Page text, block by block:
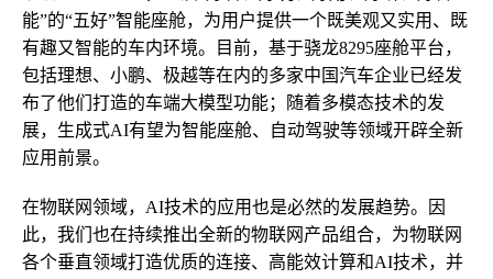
能”的“五好”智能座舱，为用户提供一个既美观又实用、既
有趣又智能的车内环境。目前，基于骁龙8295座舱平台，
包括理想、小鹏、极越等在内的多家中国汽车企业已经发
布了他们打造的车端大模型功能；随着多模态技术的发
展，生成式AI有望为智能座舱、自动驾驶等领域开辟全新
应用前景。
在物联网领域，AI技术的应用也是必然的发展趋势。因
此，我们也在持续推出全新的物联网产品组合，为物联网
各个垂直领域打造优质的连接、高能效计算和AI技术，并